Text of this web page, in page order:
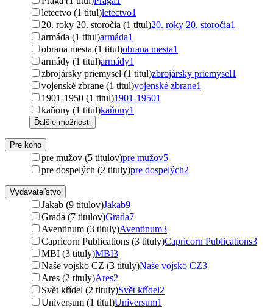
letectvo (1 titul)letectvo1
20. roky 20. storočia (1 titul)20. roky 20. storočia1
armáda (1 titul)armáda1
obrana mesta (1 titul)obrana mesta1
armády (1 titul)armády1
zbrojársky priemysel (1 titul)zbrojársky priemysel1
vojenské zbrane (1 titul)vojenské zbrane1
1901-1950 (1 titul)1901-19501
kaňony (1 titul)kaňony1
Ďalšie možnosti
Pre koho
pre mužov (5 titulov)pre mužov5
pre dospelých (2 tituly)pre dospelých2
Vydavateľstvo
Jakab (9 titulov)Jakab9
Grada (7 titulov)Grada7
Aventinum (3 tituly)Aventinum3
Capricorn Publications (3 tituly)Capricorn Publications3
MBI (3 tituly)MBI3
Naše vojsko CZ (3 tituly)Naše vojsko CZ3
Ares (2 tituly)Ares2
Svět křídel (2 tituly)Svět křídel2
Universum (1 titul)Universum1